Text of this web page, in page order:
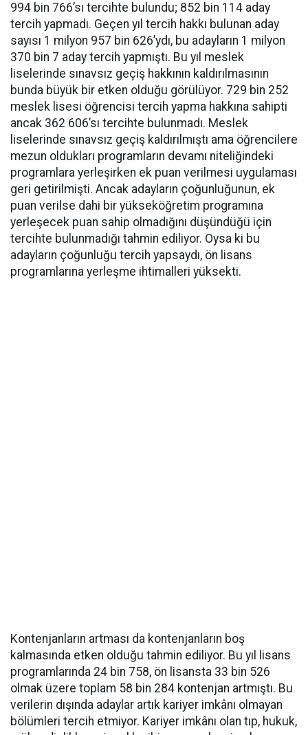
994 bin 766’sı tercihte bulundu; 852 bin 114 aday
tercih yapmadı. Geçen yıl tercih hakkı bulunan aday
sayısı 1 milyon 957 bin 626’ydı, bu adayların 1 milyon
370 bin 7 aday tercih yapmıştı. Bu yıl meslek
liselerinde sınavsız geçiş hakkının kaldırılmasının
bunda büyük bir etken olduğu görülüyor. 729 bin 252
meslek lisesi öğrencisi tercih yapma hakkına sahipti
ancak 362 606’sı tercihte bulunmadı. Meslek
liselerinde sınavsız geçiş kaldırılmıştı ama öğrencilere
mezun oldukları programların devamı niteliğindeki
programlara yerleşirken ek puan verilmesi uygulaması
geri getirilmişti. Ancak adayların çoğunluğunun, ek
puan verilse dahi bir yükseköğretim programına
yerleşecek puan sahip olmadığını düşündüğü için
tercihte bulunmadığı tahmin ediliyor. Oysa ki bu
adayların çoğunluğu tercih yapsaydı, ön lisans
programlarına yerleşme ihtimalleri yüksekti.
Kontenjanların artması da kontenjanların boş
kalmasında etken olduğu tahmin ediliyor. Bu yıl lisans
programlarında 24 bin 758, ön lisansta 33 bin 526
olmak üzere toplam 58 bin 284 kontenjan artmıştı. Bu
verilerin dışında adaylar artık kariyer imkânı olmayan
bölümleri tercih etmiyor. Kariyer imkânı olan tıp, hukuk,